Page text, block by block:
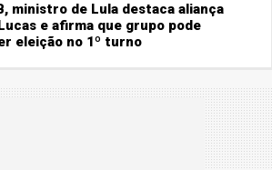
ministro de Lula destaca aliança
e afirma que grupo pode
eleição no 1º turno